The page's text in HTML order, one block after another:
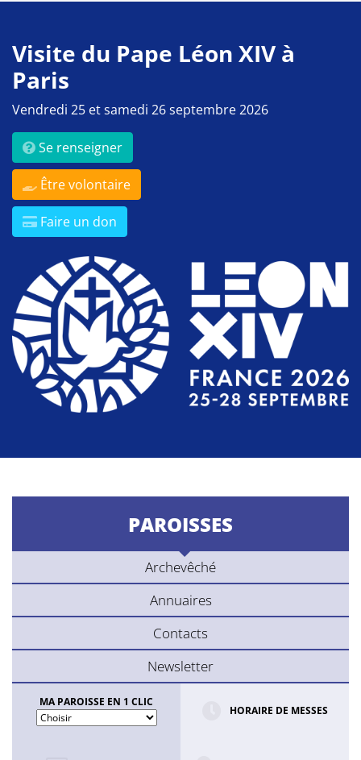
Visite du Pape Léon XIV à
Paris
Vendredi 25 et samedi 26 septembre 2026
Se renseigner
Être volontaire
Faire un don
PAROISSES
Archevêché
Annuaires
Contacts
Newsletter
MA PAROISSE EN 1 CLIC
HORAIRE DE MESSES